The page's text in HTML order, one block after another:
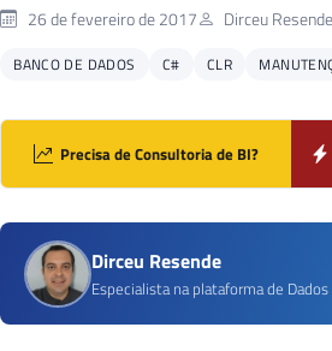
26 de fevereiro de 2017 Dirceu
BANCO DE DADOS C# CLR
Precisa de Consultoria de BI?
Dirceu Resende
Especialista na plataforma de